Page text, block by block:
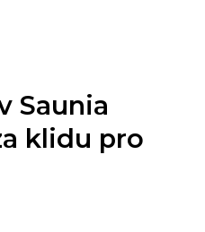
Saunia
klidu pro